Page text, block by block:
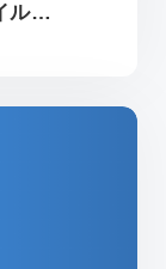
ル…